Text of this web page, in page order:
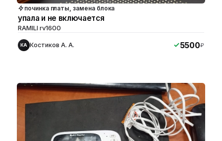
починка платы, замена блока
упала и не включается
RAMILI rv1600
КА Костиков А. А. 5500₽